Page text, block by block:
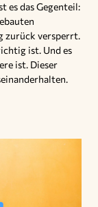
es das Gegenteil:
zurück versperrt.
ist. Und es
ist. Dieser